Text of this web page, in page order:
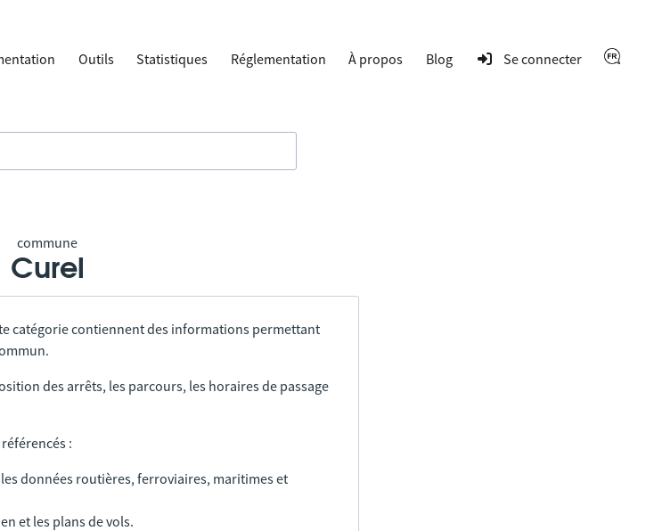
Outils Statistiques Réglementation À propos Blog Se connecter
commune
Curel
catégorie contiennent des informations permettant
des arrêts, les parcours, les horaires de passage
:
données routières, ferroviaires, maritimes et
et les plans de vols.